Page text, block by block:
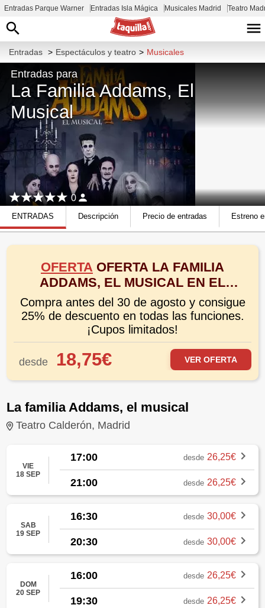
Entradas Parque Warner Entradas Isla Mágica Musicales Madrid Teatro
Entradas > Espectáculos y teatro > Musicales
Entradas para
La Familia Addams, El
Musical
0
ENTRADAS Descripción Precio de entradas Estreno
OFERTA OFERTA LA FAMILIA
ADDAMS, EL MUSICAL EN EL
TEATRO CALDERÓN. ¡ESTRENO
SEPTIEMBRE 2026!
Compra antes del 30 de agosto y consigue
25% de descuento en todas las funciones.
¡Cupos limitados!
desde 18,75€ VER OFERTA
La familia Addams, el musical
Teatro Calderón, Madrid
VIE
18 SEP
17:00 desde 26,25€
21:00 desde 26,25€
SAB
19 SEP
16:30 desde 30,00€
20:30 desde 30,00€
DOM
20 SEP
16:00 desde 26,25€
19:30 desde 26,25€